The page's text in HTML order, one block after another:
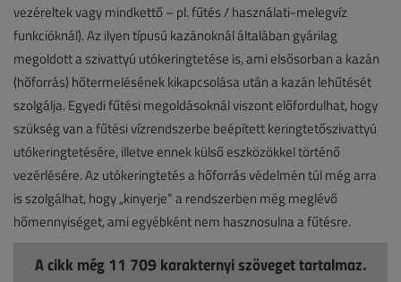
vezéreltek vagy mindkettő – pl. fűtés / használati-melegvíz
funkcióknál). Az ilyen típusú kazánoknál általában gyárilag
megoldott a szivattyú utókeringtetése is, ami elsősorban a kazán
(hőforrás) hőtermelésének kikapcsolása után a kazán lehűtését
szolgálja. Egyedi fűtési megoldásoknál viszont előfordulhat, hogy
szükség van a fűtési vízrendszerbe beépített keringtetőszivattyú
utókeringtetésére, illetve ennek külső eszközökkel történő
vezérlésére. Az utókeringtetés a hőforrás védelmén túl még arra
is szolgálhat, hogy „kinyerje” a rendszerben még meglévő
hőmennyiséget, ami egyébként nem hasznosulna a fűtésre.
A cikk még 11 709 karakternyi szöveget tartalmaz.